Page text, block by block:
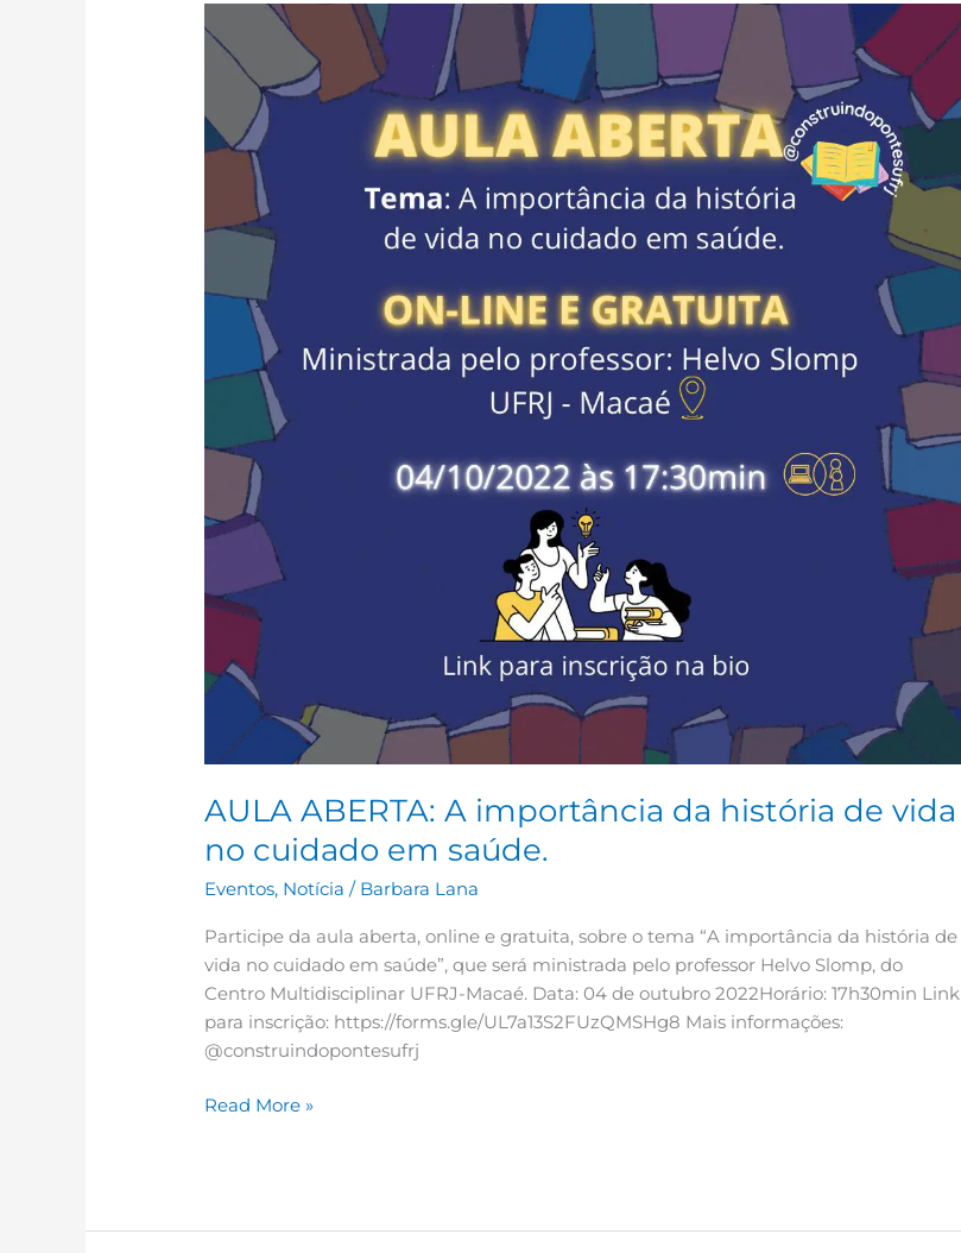
AULA ABERTA: A importância da história de vida
no cuidado em saúde.
Eventos, Notícia / Barbara Lana
Participe da aula aberta, online e gratuita, sobre o tema “A importância da história de
vida no cuidado em saúde”, que será ministrada pelo professor Helvo Slomp, do
Centro Multidisciplinar UFRJ-Macaé. Data: 04 de outubro 2022Horário: 17h30min Link
para inscrição: https://forms.gle/UL7a13S2FUzQMSHg8 Mais informações:
@construindopontesufrj
ABERTA:
importância
da
história
cuidado
em
saúde.
Read More »